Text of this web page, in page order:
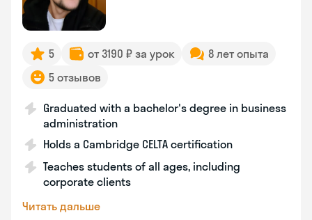
5 от 3190 ₽ за урок
8 лет опыта
5 отзывов
Graduated with a bachelor's degree in business
administration
Holds a Cambridge CELTA certification
Teaches students of all ages, including
corporate clients
Читать дальше